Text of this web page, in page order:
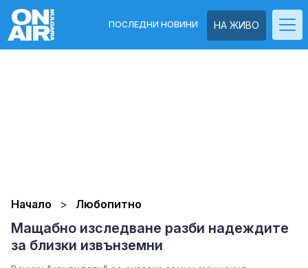
НА ЖИВО
ПОСЛЕДНИ НОВИНИ
Начало Любопитно
Мащабно изследване разби надеждите
за близки извънземни